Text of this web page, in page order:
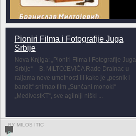
Pioniri Filma i Fotografije Juga
Srbije
Nova Knjiga: „Pioniri Filma i Fotografije Juga
Srbije“ – B. MILTOJEVIĆA Rade Drainac u
raljama nove umetnosti ili kako je „pesnik i
bandit“ snimao film „Sunčani monokl“
„MedivestKT“, sve agilniji niški ...
BY MILOS ITIC
0